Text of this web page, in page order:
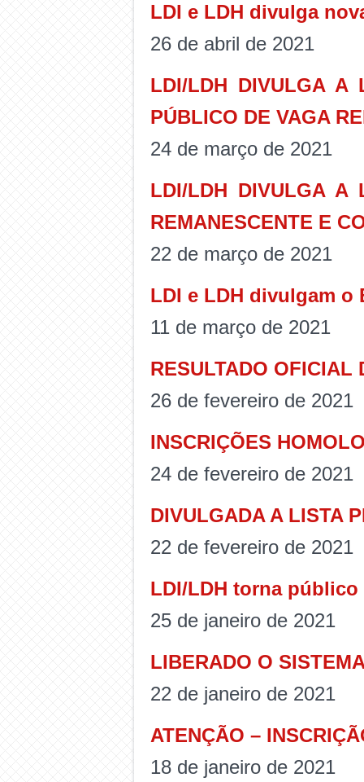
LDI e LDH divulga
26 de abril de 2021
LDI/LDH DIVULGA A
PÚBLICO DE VAGA
24 de março de 2021
LDI/LDH DIVULGA A
REMANESCENTE E
22 de março de 2021
LDI e LDH divulgam o
11 de março de 2021
RESULTADO OFICIAL
26 de fevereiro de 2021
INSCRIÇÕES
24 de fevereiro de 2021
DIVULGADA A LISTA
22 de fevereiro de 2021
LDI/LDH torna público
25 de janeiro de 2021
LIBERADO O
22 de janeiro de 2021
ATENÇÃO –
18 de janeiro de 2021